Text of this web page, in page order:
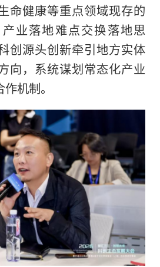
命健康等重点领域现存的
业落地难点交换落地思
创源头创新牵引地方实体
向，系统谋划常态化产业
机制。